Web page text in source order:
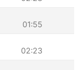
01:55
02:23